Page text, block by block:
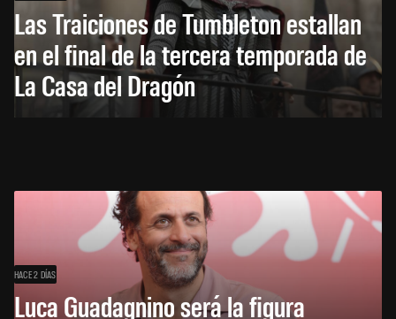
Las Traiciones de Tumbleton estallan
en el final de la tercera temporada de
La Casa del Dragón
HACE 2 DÍAS
Luca Guadagnino será la figura